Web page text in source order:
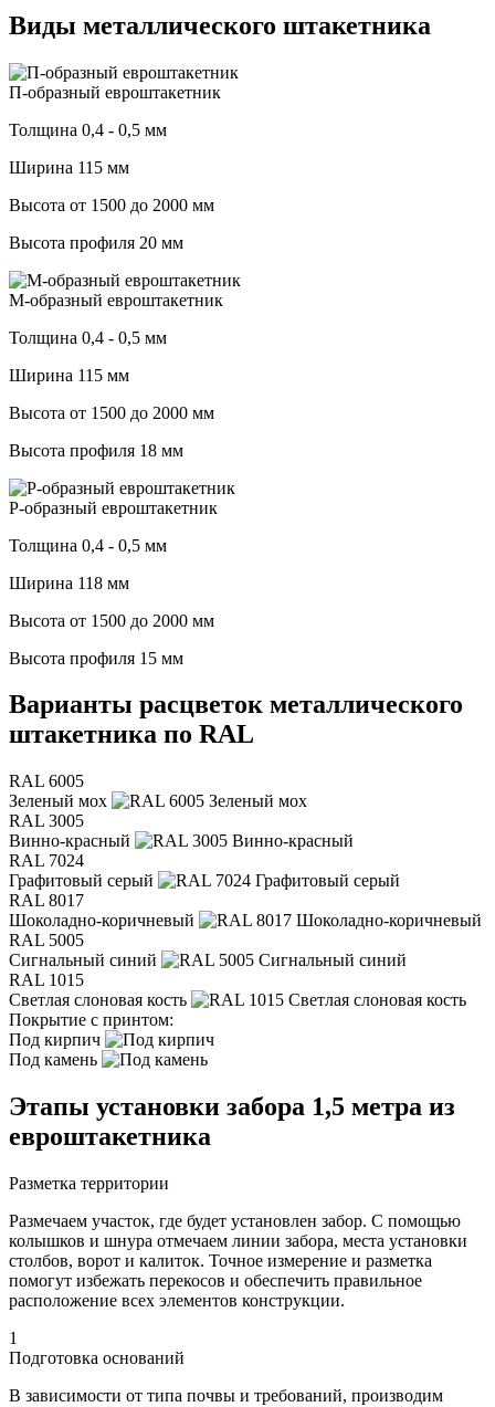
Виды металлического штакетника
П-образный евроштакетник
Толщина 0,4 - 0,5 мм
Ширина 115 мм
Высота от 1500 до 2000 мм
Высота профиля 20 мм
М-образный евроштакетник
Толщина 0,4 - 0,5 мм
Ширина 115 мм
Высота от 1500 до 2000 мм
Высота профиля 18 мм
Р-образный евроштакетник
Толщина 0,4 - 0,5 мм
Ширина 118 мм
Высота от 1500 до 2000 мм
Высота профиля 15 мм
Варианты расцветок металлического
штакетника по RAL
RAL 6005
Зеленый мох
RAL 3005
Винно-красный
RAL 7024
Графитовый серый
RAL 8017
Шоколадно-коричневый
RAL 5005
Сигнальный синий
RAL 1015
Светлая слоновая кость
Покрытие с принтом:
Под кирпич
Под камень
Этапы установки забора 1,5 метра из
евроштакетника
Разметка территории
Размечаем участок, где будет установлен забор. С помощью
колышков и шнура отмечаем линии забора, места установки
столбов, ворот и калиток. Точное измерение и разметка
помогут избежать перекосов и обеспечить правильное
расположение всех элементов конструкции.
1
Подготовка оснований
В зависимости от типа почвы и требований, производим